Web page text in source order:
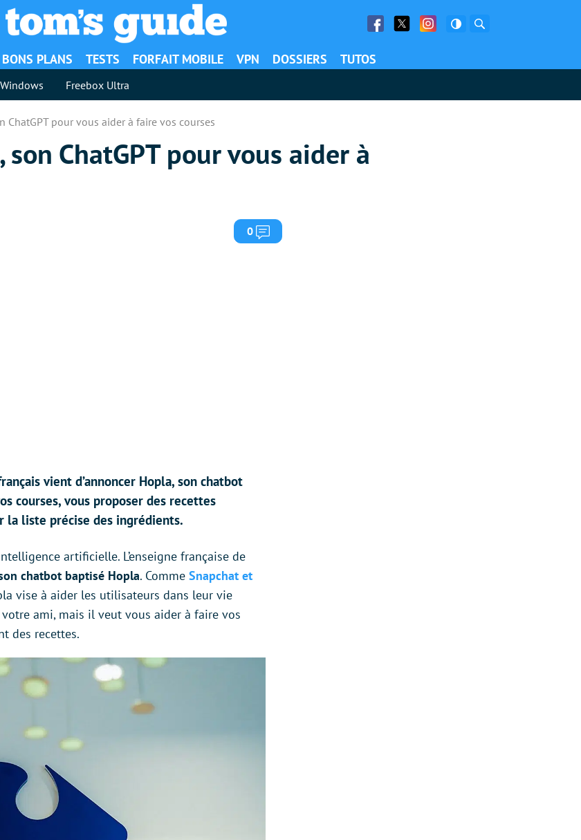
Facebook
Twitter Facebook
BONS PLANS TESTS FORFAIT MOBILE VPN DOSSIERS TUTOS
Windows Freebox Ultra
ChatGPT pour vous aider à faire vos courses
ChatGPT pour vous aider à
0 Commentaires
vient d’annoncer Hopla, son chatbot
courses, vous proposer des recettes
la liste précise des ingrédients.
artificielle. L’enseigne française de
chatbot baptisé Hopla. Comme Snapchat et
vise à aider les utilisateurs dans leur vie
ami, mais il veut vous aider à faire vos
des recettes.